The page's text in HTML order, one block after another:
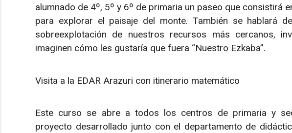
alumnado de 4º, 5º y 6º de primaria un paseo que consistirá
para explorar el paisaje del monte. También se hablará
sobreexplotación de nuestros recursos más cercanos,
imaginen cómo les gustaría que fuera “Nuestro Ezkaba”.
Visita a la EDAR Arazuri con itinerario matemático
Este curso se abre a todos los centros de primaria y
proyecto desarrollado junto con el departamento de